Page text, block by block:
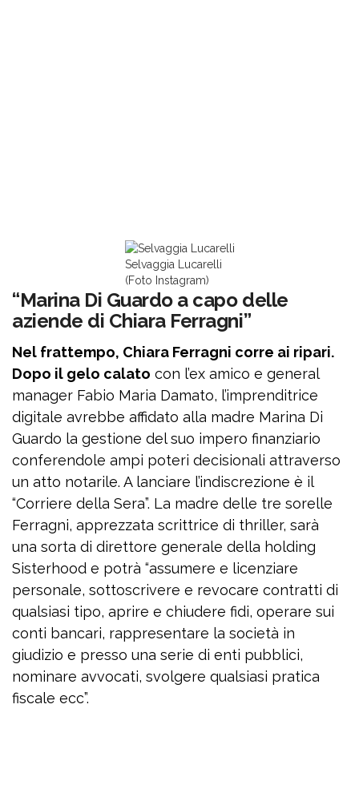
Selvaggia Lucarelli
(Foto Instagram)
“Marina Di Guardo a capo delle
aziende di Chiara Ferragni”
Nel frattempo, Chiara Ferragni corre ai ripari.
Dopo il gelo calato con l’ex amico e general
manager Fabio Maria Damato, l’imprenditrice
digitale avrebbe affidato alla madre Marina Di
Guardo la gestione del suo impero finanziario
conferendole ampi poteri decisionali attraverso
un atto notarile. A lanciare l’indiscrezione è il
“Corriere della Sera”. La madre delle tre sorelle
Ferragni, apprezzata scrittrice di thriller, sarà
una sorta di direttore generale della holding
Sisterhood e potrà “assumere e licenziare
personale, sottoscrivere e revocare contratti di
qualsiasi tipo, aprire e chiudere fidi, operare sui
conti bancari, rappresentare la società in
giudizio e presso una serie di enti pubblici,
nominare avvocati, svolgere qualsiasi pratica
fiscale ecc”.